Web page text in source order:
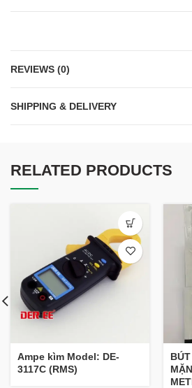
REVIEWS (0)
SHIPPING & DELIVERY
RELATED PRODUCTS
Ampe kìm Model: DE-
3117C (RMS)